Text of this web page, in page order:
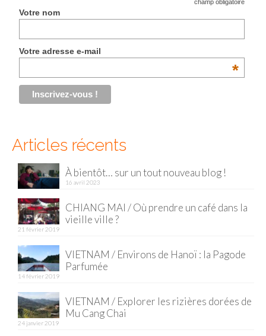
Tokyo
Cameron Highlands
Singapour
Vietnam
Baie d’Halong
Hanoi
Mai Chau
Ninh Binh
champ obligatoire
Votre nom
Votre adresse e-mail
*
Articles récents
À bientôt… sur un tout nouveau blog !
16 avril 2023
CHIANG MAI / Où prendre un café dans la
vieille ville ?
21 février 2019
VIETNAM / Environs de Hanoï : la Pagode
Parfumée
14 février 2019
VIETNAM / Explorer les rizières dorées de
Mu Cang Chai
24 janvier 2019